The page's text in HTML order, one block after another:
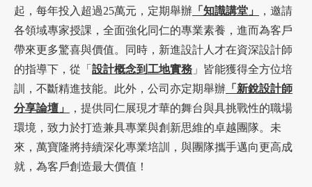
起，每年投入超過25萬元，定期舉辦 「知識講堂」
，邀請
各領域專家授課，全面強化同仁的專業素養，進而為客戶
帶來更多驚喜與價值。同時，新進設計人才在資深設計師
的指導下，從「 設計概念到工地實務 」皆能獲得全方位培
訓，不斷精進技能。此外，公司亦定期舉辦 「新銳設計師
分享論壇」
，提供同仁展現才華的舞台與具挑戰性的職場
環境，致力於打造兼具專業與創新思維的卓越團隊。未
來，萬寶隆將持續深化專業培訓，與團隊攜手邁向更高成
就，為客戶創造最大價值！